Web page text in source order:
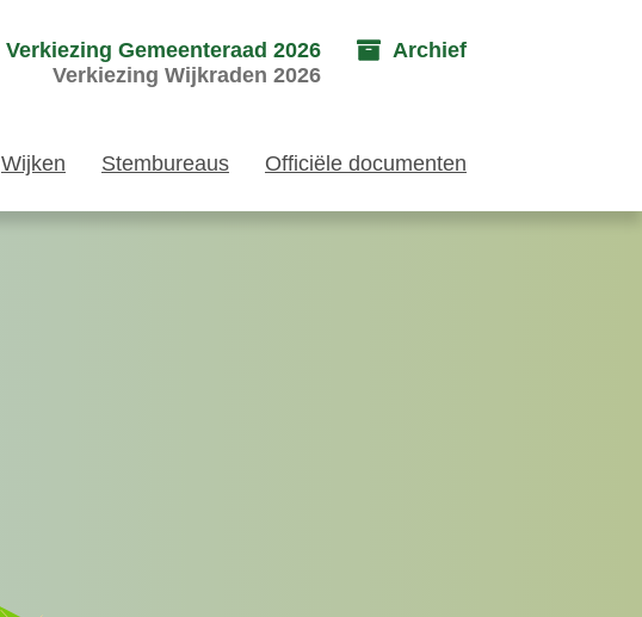
Verkiezing Gemeenteraad 2026
Verkiezing Wijkraden 2026
Archief
Wijken Stembureaus Officiële documenten